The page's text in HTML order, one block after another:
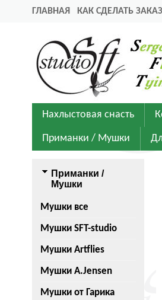
ГЛАВНАЯ КАК СДЕЛАТЬ ЗАКАЗ
Нахлыстовая снасть
Приманки / Мушки
Приманки /
Мушки
Мушки все
Мушки SFT-studio
Мушки Artflies
Мушки A.Jensen
Мушки от Гарика